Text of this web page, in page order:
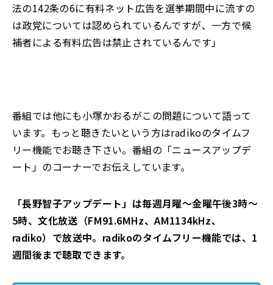
法の142条の6に有料ネット広告を選挙期間中に流すの
は政党については認められているんですが、一方で候
補者による有料広告は禁止されているんです」
番組では他にも小塚かおるがこの問題について語って
います。もっと聴きたいという方はradikoのタイムフ
リー機能でお聴き下さい。 番組の「ニュースアップデ
ート」のコーナーでお伝えしています。
「長野智子アップデート」は毎週月曜～金曜午後3時～
5時、文化放送（FM91.6MHz、AM1134kHz、
radiko）で放送中。radikoのタイムフリー機能では、1
週間後まで聴取できます。